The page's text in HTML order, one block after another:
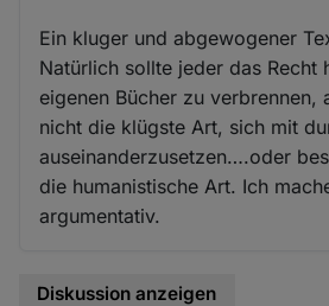
Ein kluger und abgewogener
Natürlich sollte jeder das Recht
eigenen Bücher zu verbrennen,
nicht die klügste Art, sich mit
auseinanderzusetzen….oder
die humanistische Art. Ich
argumentativ.
Diskussion anzeigen